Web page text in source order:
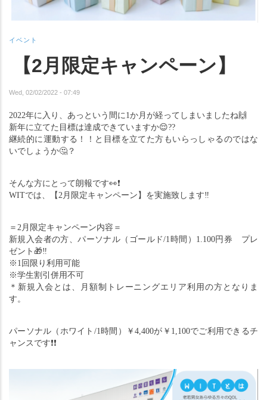
イベント
【2月限定キャンペーン】
Wed, 02/02/2022 - 07:49
2022年に入り、あっという間に1か月が経ってしまいましたね🙌
新年に立てた目標は達成できていますか😌??
継続的に運動する！！と目標を立てた方もいらっしゃるのではな
いでしょうか🤔 ？
そんな方にとって朗報です👀❗️
WITでは、【2月限定キャンペーン】を実施致します‼️
＝2月限定キャンペーン内容＝
新規入会者の方、パーソナル（ゴールド/1時間）1.100円券　プレ
ゼント 🎁‼︎
※1回限り利用可能
※学生割引併用不可
＊新規入会とは、月額制トレーニングエリア利用の方となりま
す。
パーソナル（ホワイト/1時間）￥4,400が￥1,100でご利用できるチ
ャンスです❗️❗️